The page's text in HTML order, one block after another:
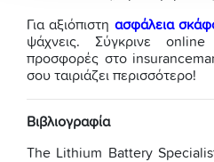
Για αξιόπιστη ασφάλεια
ψάχνεις. Σύγκρινε
προσφορές στο
σου ταιριάζει περισσότερο!
Βιβλιογραφία
The Lithium Battery